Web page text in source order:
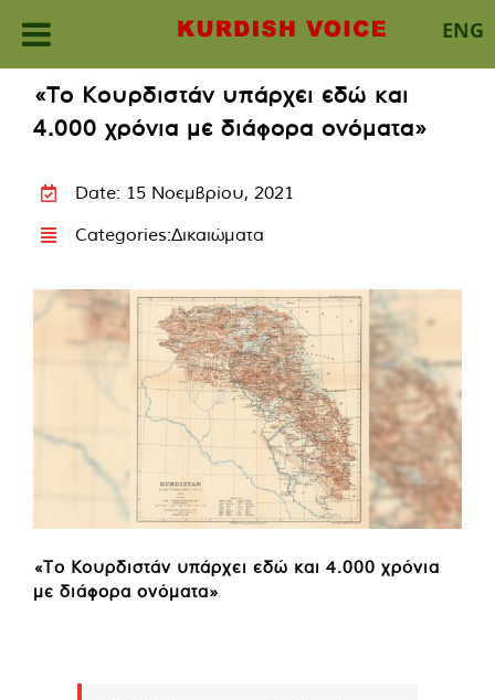
ENG
content
«Το Κουρδιστάν υπάρχει εδώ και
4.000 χρόνια με διάφορα ονόματα»
Date: 15 Νοεμβρίου, 2021
Categories:Δικαιώματα
«Το Κουρδιστάν υπάρχει εδώ και 4.000 χρόνια
με διάφορα ονόματα»